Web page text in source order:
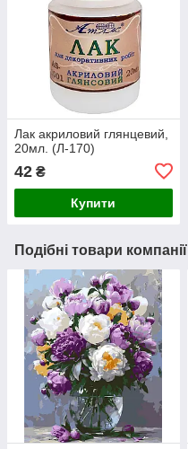
Лак акриловий глянцевий,
20мл. (Л-170)
42 ₴
Купити
Подібні товари компанії